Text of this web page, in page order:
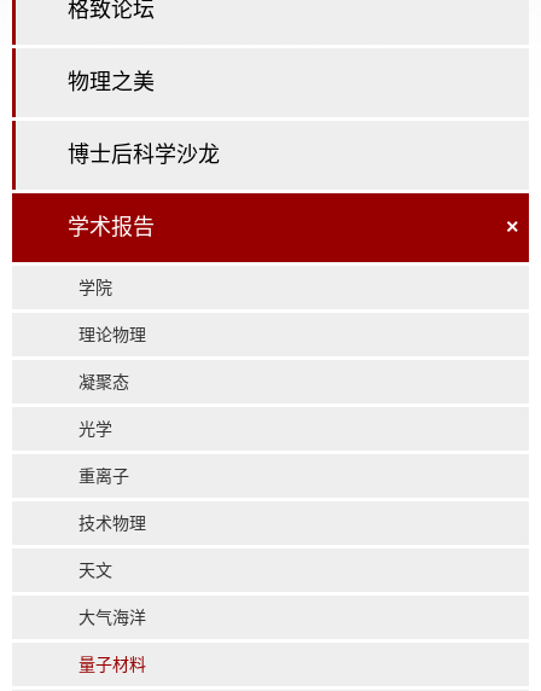
格致论坛
物理之美
博士后科学沙龙
学术报告 ×
学院
理论物理
凝聚态
光学
重离子
技术物理
天文
大气海洋
量子材料